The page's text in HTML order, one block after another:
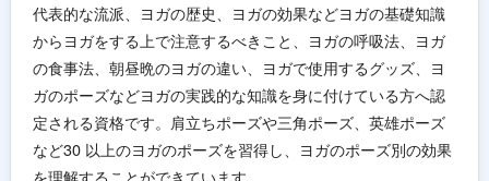
代表的な流派、ヨガの歴史、ヨガの効果などヨガの基礎知識
からヨガをする上で注意するべきこと、ヨガの呼吸法、ヨガ
の食事法、朝昼晩のヨガの違い、ヨガで使用するグッズ、ヨ
ガのポーズなどヨガの実践的な知識を身に付けている方へ認
定される資格です。肩立ちポーズや三角ポーズ、英雄ポーズ
など30 以上のヨガのポーズを習得し、ヨガのポーズ別の効果
を理解することができています。